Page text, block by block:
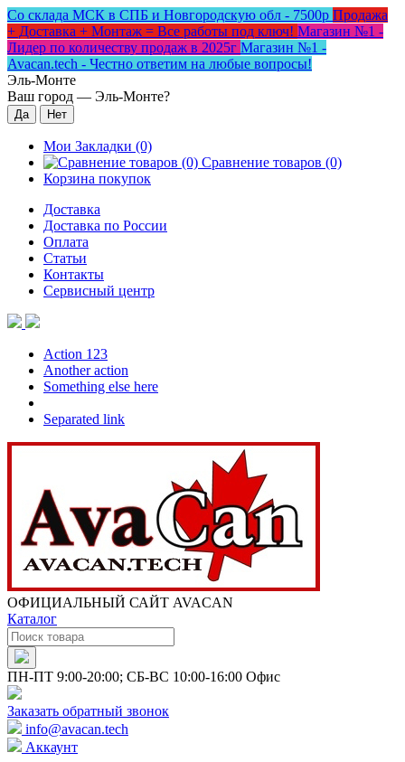
Со склада МСК в СПБ и Новгородскую обл - 7500р Продажа
+ Доставка + Монтаж = Все работы под ключ! Магазин №1 -
Лидер по количеству продаж в 2025г Магазин №1 -
Avacan.tech - Честно ответим на любые вопросы!
Эль-Монте
Ваш город — Эль-Монте?
Мои Закладки (0)
Сравнение товаров (0)
Корзина покупок
Доставка
Доставка по России
Оплата
Статьи
Контакты
Сервисный центр
Action 123
Another action
Something else here
Separated link
ОФИЦИАЛЬНЫЙ САЙТ AVACAN
Каталог
ПН-ПТ 9:00-20:00; СБ-ВС 10:00-16:00 Офис
Заказать обратный звонок
info@avacan.tech
Аккаунт